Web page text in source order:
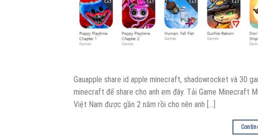
Gauapple share id apple minecraft, shadowrocket và 30
minecraft để share cho anh em đây. Tải Game Minecraft
Việt Nam được gần 2 năm rồi cho nên anh […]